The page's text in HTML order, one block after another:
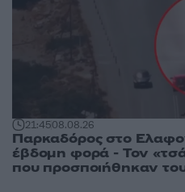
21:4508.08.26
Παρκαδόρος στο
έβδομη φορά - Τον
που προσποιήθηκαν